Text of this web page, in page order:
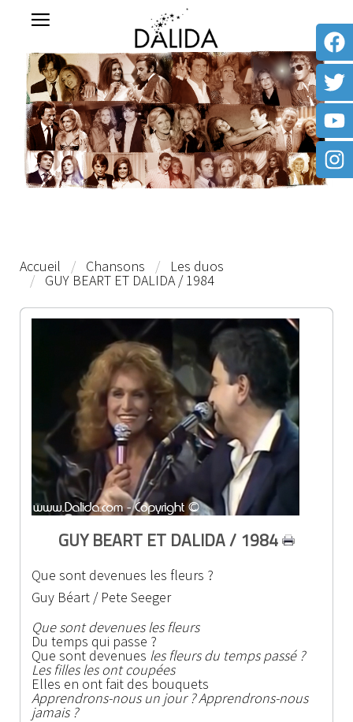
Accueil Chansons Les duos
GUY BEART ET DALIDA / 1984
GUY BEART ET DALIDA / 1984
Que sont devenues les fleurs ?
Guy Béart / Pete Seeger
Que sont devenues les fleurs
Du temps qui passe ?
Que sont devenues les fleurs du temps passé ?
Les filles les ont coupées
Elles en ont fait des bouquets
Apprendrons-nous un jour ? Apprendrons-nous
jamais ?